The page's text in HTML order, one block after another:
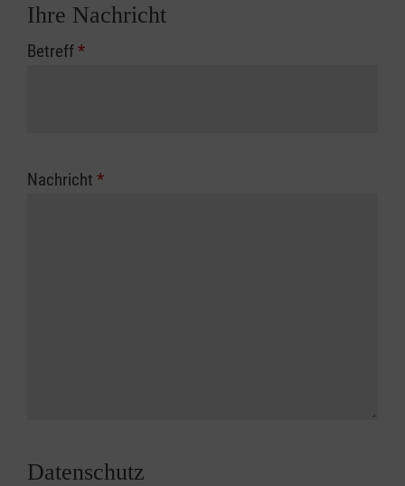
Ihre Nachricht
Betreff*
Nachricht *
Datenschutz